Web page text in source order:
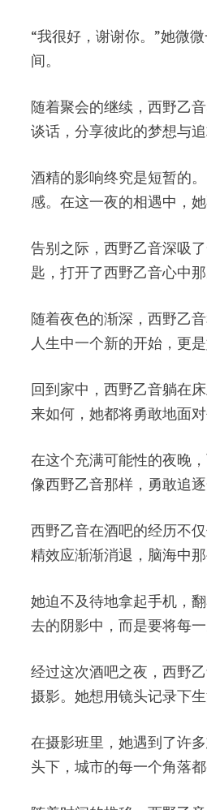
“我很好，谢谢你。”她微
间。
随着聚会的继续，西野乙
谈话，分享彼此的梦想与
酒精的影响终究是短暂的
感。在这一夜的相遇中，
告别之际，西野乙音深吸
匙，打开了西野乙音心中
随着夜色的渐深，西野乙
人生中一个新的开始，更
回到家中，西野乙音躺在
来如何，她都将勇敢地面
在这个充满可能性的夜晚
像西野乙音那样，勇敢追
西野乙音在酒吧的经历不
精效应渐渐消退，脑海中
她迫不及待地拿起手机，
去的阴影中，而是要将每
经过这次酒吧之夜，西野
摄影。她想用镜头记录下
在摄影班里，她遇到了许
头下，城市的每一个角落